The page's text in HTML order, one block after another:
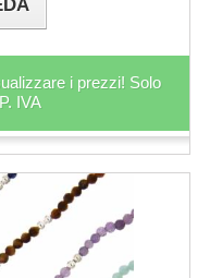
i prezzi! Solo
IVA